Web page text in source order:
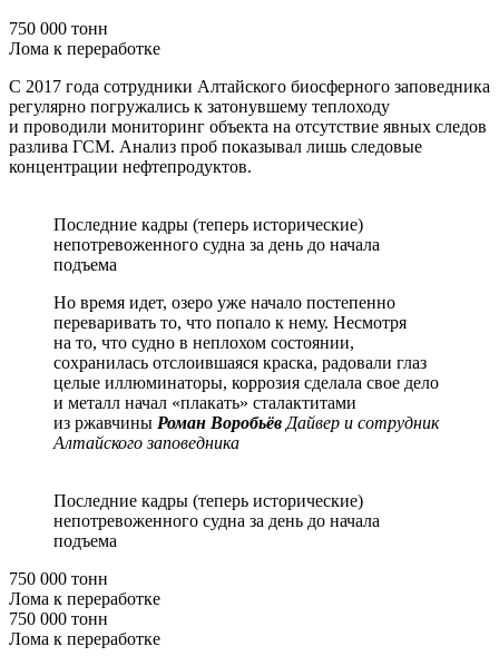
750 000 тонн
Лома к переработке
С 2017 года сотрудники Алтайского биосферного заповедника
регулярно погружались к затонувшему теплоходу
и проводили мониторинг объекта на отсутствие явных следов
разлива ГСМ. Анализ проб показывал лишь следовые
концентрации нефтепродуктов.
Последние кадры (теперь исторические)
непотревоженного судна за день до начала
подъема
Но время идет, озеро уже начало постепенно
переваривать то, что попало к нему. Несмотря
на то, что судно в неплохом состоянии,
сохранилась отслоившаяся краска, радовали глаз
целые иллюминаторы, коррозия сделала свое дело
и металл начал «плакать» сталактитами
из ржавчины Роман Воробьёв Дайвер и сотрудник
Алтайского заповедника
Последние кадры (теперь исторические)
непотревоженного судна за день до начала
подъема
750 000 тонн
Лома к переработке
750 000 тонн
Лома к переработке